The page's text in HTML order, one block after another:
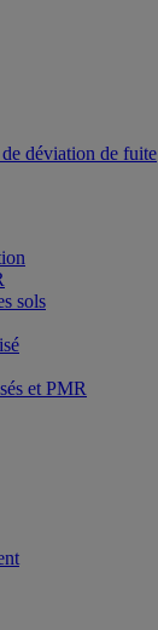
déviation de fuite
sols
et PMR